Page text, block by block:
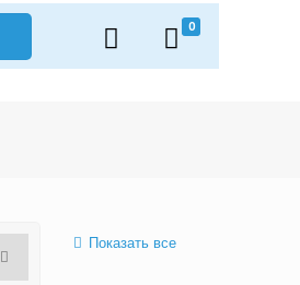
0
Показать все